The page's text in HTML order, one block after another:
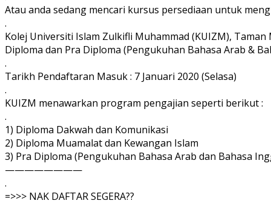
Atau anda sedang mencari kursus persediaan untuk
.
Kolej Universiti Islam Zulkifli Muhammad (KUIZM),
Diploma dan Pra Diploma (Pengukuhan Bahasa Arab &
.
Tarikh Pendaftaran Masuk : 7 Januari 2020 (Selasa)
.
KUIZM menawarkan program pengajian seperti berikut :
.
1) Diploma Dakwah dan Komunikasi
2) Diploma Muamalat dan Kewangan Islam
3) Pra Diploma (Pengukuhan Bahasa Arab dan Bahasa
————————
.
=>>> NAK DAFTAR SEGERA??